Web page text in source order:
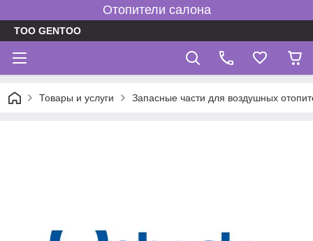
Отопители салона
TOO GENTOO
Товары и услуги Запасные части для воздушных